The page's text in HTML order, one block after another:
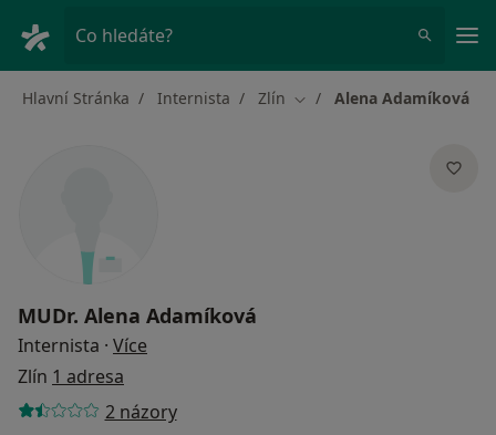
Co hledáte?
Hlavní Stránka Internista Zlín Změna města
Alena Adamíková
MUDr. Alena Adamíková
Internista · Více
Zlín 1 adresa
2 názory